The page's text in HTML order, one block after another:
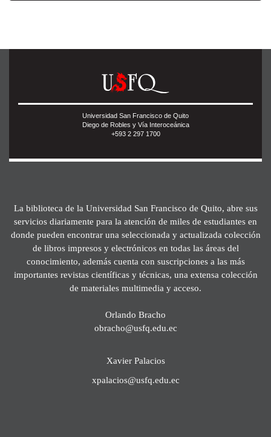
Universidad San Francisco de Quito
Diego de Robles y Vía Interoceánica
+593 2 297 1700
La biblioteca de la Universidad San Francisco de Quito, abre sus
servicios diariamente para la atención de miles de estudiantes en
donde pueden encontrar una seleccionada y actualizada colección
de libros impresos y electrónicos en todas las áreas del
conocimiento, además cuenta con suscripciones a las más
importantes revistas científicas y técnicas, una extensa colección
de materiales multimedia y acceso.
Orlando Bracho
obracho@usfq.edu.ec
Xavier Palacios
xpalacios@usfq.edu.ec